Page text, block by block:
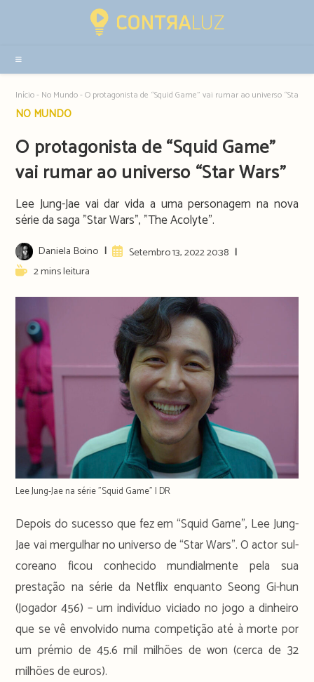
sidebar
Início- No Mundo-O protagonista de “Squid Game” vai rumar ao universo “Star
Post
NO MUNDO
O protagonista de “Squid Game”
vai rumar ao universo “Star Wars”
Lee Jung-Jae vai dar vida a uma personagem na nova
série da saga "Star Wars", "The Acolyte".
Post
author:
Daniela Boino
ArtigoSetembro 13, 2022 20:38
Reading2 mins leitura
Lee Jung-Jae na série "Squid Game" | DR
Depois do sucesso que fez em “Squid Game”, Lee Jung-
Jae vai mergulhar no universo de “Star Wars”. O actor sul-
coreano ficou conhecido mundialmente pela sua
prestação na série da Netflix enquanto Seong Gi-hun
(Jogador 456) – um indivíduo viciado no jogo a dinheiro
que se vê envolvido numa competição até à morte por
um prémio de 45.6 mil milhões de won (cerca de 32
milhões de euros).